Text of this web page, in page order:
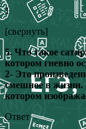
1
[свернуть]
5. Что такое
котором гневно
2- Это
смешное в жизни.
котором
Ответ